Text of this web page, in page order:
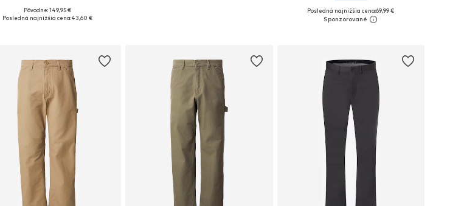
Dostupné v mnohých veľkostiach
Pôvodne: 149,95 €
Posledná najnižšia cena:43,60 € Dostupné v mnohých veľkostiach
Posledná najnižšia cena:69,99 €